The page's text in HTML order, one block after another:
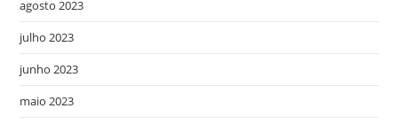
agosto 2023
julho 2023
junho 2023
maio 2023